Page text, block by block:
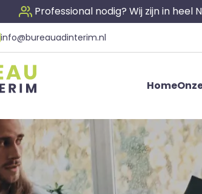
Professional nodig? Wij zijn in
info@bureauadinterim.nl
Home